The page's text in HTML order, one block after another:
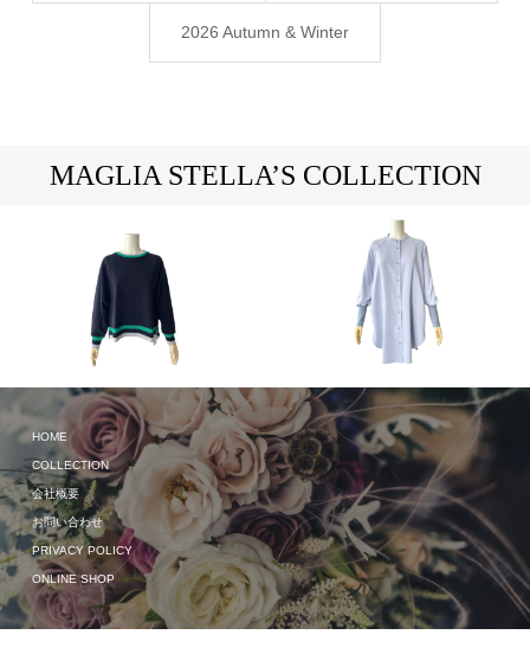
2026 Autumn & Winter
MAGLIA STELLA’S COLLECTION
2024 Spring & Summer 2024 Spring & Summer
HOME
COLLECTION
会社概要
お問い合わせ
PRIVACY POLICY
ONLINE SHOP